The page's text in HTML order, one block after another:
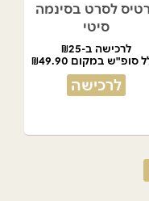
לסרט בסינמה
סיטי
לרכישה ב-₪25
סופ"ש במקום ₪49.90
לרכישה